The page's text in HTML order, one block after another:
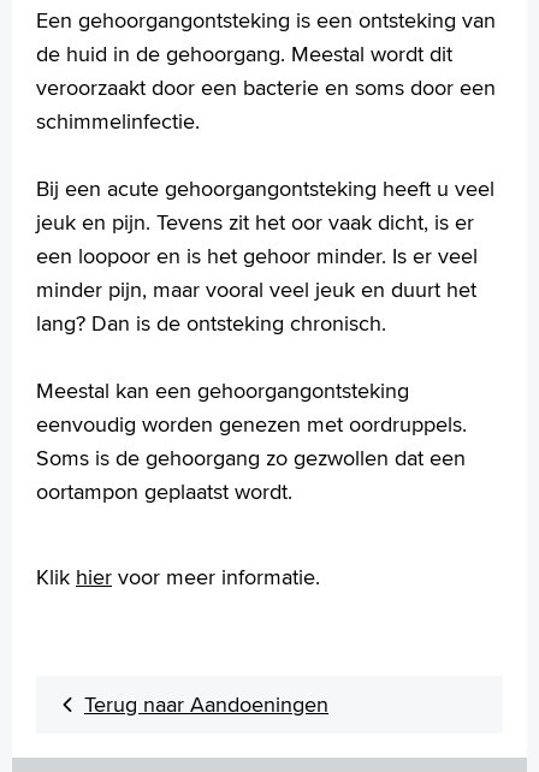
Huidtumoren
Keelamandel ontsteking
Ménière
Middenoorontsteking
Neuspoliepen
Neustrauma
Plotseling gehoorverlies
Reuk- en smaakstoornissen
Slechthorendheid van het binnenoor
Snurken en het slaapapneusyndroom
Speekselklieren
Spraak- en taalproblemen bij kinderen
Tongriempje
Tong- en mondbranden
Onderzoek
Wachttijden
Folders
Een gehoorgangontsteking is een ontsteking van
de huid in de gehoorgang. Meestal wordt dit
veroorzaakt door een bacterie en soms door een
schimmelinfectie.
Bij een acute gehoorgangontsteking heeft u veel
jeuk en pijn. Tevens zit het oor vaak dicht, is er
een loopoor en is het gehoor minder. Is er veel
minder pijn, maar vooral veel jeuk en duurt het
lang? Dan is de ontsteking chronisch.
Meestal kan een gehoorgangontsteking
eenvoudig worden genezen met oordruppels.
Soms is de gehoorgang zo gezwollen dat een
oortampon geplaatst wordt.
Klik hier voor meer informatie.
Terug naar Aandoeningen